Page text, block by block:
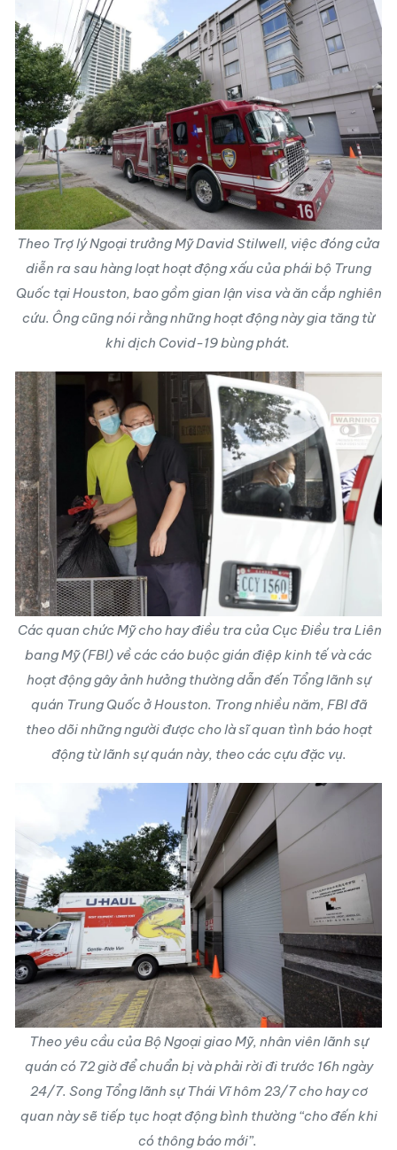
Theo Trợ lý Ngoại trưởng Mỹ David Stilwell, việc đóng cửa
diễn ra sau hàng loạt hoạt động xấu của phái bộ Trung
Quốc tại Houston, bao gồm gian lận visa và ăn cắp nghiên
cứu. Ông cũng nói rằng những hoạt động này gia tăng từ
khi dịch Covid-19 bùng phát.
Các quan chức Mỹ cho hay điều tra của Cục Điều tra Liên
bang Mỹ (FBI) về các cáo buộc gián điệp kinh tế và các
hoạt động gây ảnh hưởng thường dẫn đến Tổng lãnh sự
quán Trung Quốc ở Houston. Trong nhiều năm, FBI đã
theo dõi những người được cho là sĩ quan tình báo hoạt
động từ lãnh sự quán này, theo các cựu đặc vụ.
Theo yêu cầu của Bộ Ngoại giao Mỹ, nhân viên lãnh sự
quán có 72 giờ để chuẩn bị và phải rời đi trước 16h ngày
24/7. Song Tổng lãnh sự Thái Vĩ hôm 23/7 cho hay cơ
quan này sẽ tiếp tục hoạt động bình thường “cho đến khi
có thông báo mới”.